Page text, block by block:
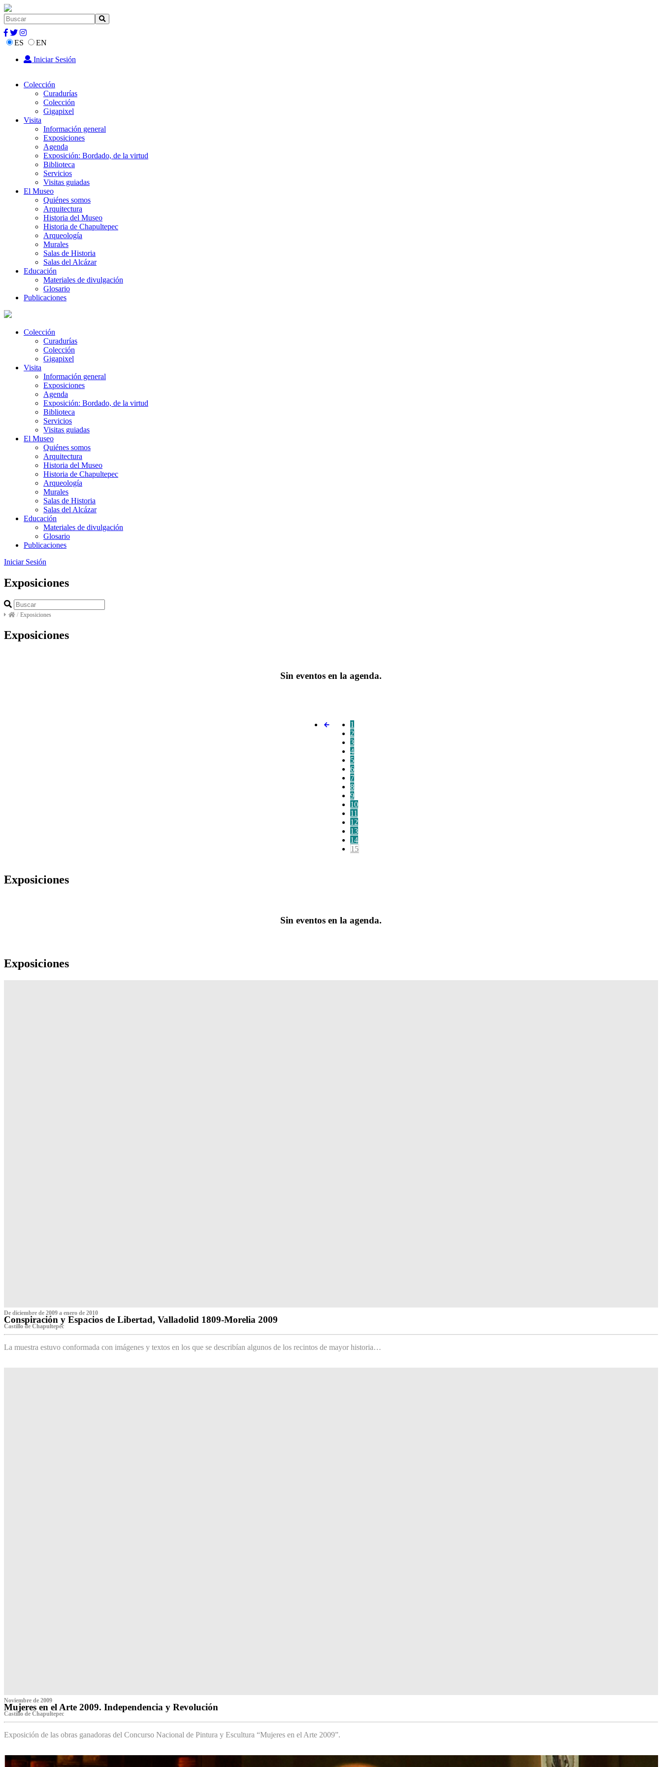
ES
EN
Iniciar Sesión
Colección
Curadurías
Colección
Gigapixel
Visita
Información general
Exposiciones
Agenda
Exposición: Bordado, de la virtud
Biblioteca
Servicios
Visitas guiadas
El Museo
Quiénes somos
Arquitectura
Historia del Museo
Historia de Chapultepec
Arqueología
Murales
Salas de Historia
Salas del Alcázar
Educación
Materiales de divulgación
Glosario
Publicaciones
Colección
Curadurías
Colección
Gigapixel
Visita
Información general
Exposiciones
Agenda
Exposición: Bordado, de la virtud
Biblioteca
Servicios
Visitas guiadas
El Museo
Quiénes somos
Arquitectura
Historia del Museo
Historia de Chapultepec
Arqueología
Murales
Salas de Historia
Salas del Alcázar
Educación
Materiales de divulgación
Glosario
Publicaciones
Iniciar Sesión
Exposiciones
/ Exposiciones
Exposiciones
Sin eventos en la agenda.
1
2
3
4
5
6
7
8
9
10
11
12
13
14
15
Exposiciones
Sin eventos en la agenda.
Exposiciones
De diciembre de 2009 a enero de 2010
Conspiración y Espacios de Libertad, Valladolid 1809-Morelia 2009
Castillo de Chapultepec
La muestra estuvo conformada con imágenes y textos en los que se describían algunos de los recintos de mayor historia…
Noviembre de 2009
Mujeres en el Arte 2009. Independencia y Revolución
Castillo de Chapultepec
Exposición de las obras ganadoras del Concurso Nacional de Pintura y Escultura “Mujeres en el Arte 2009”.